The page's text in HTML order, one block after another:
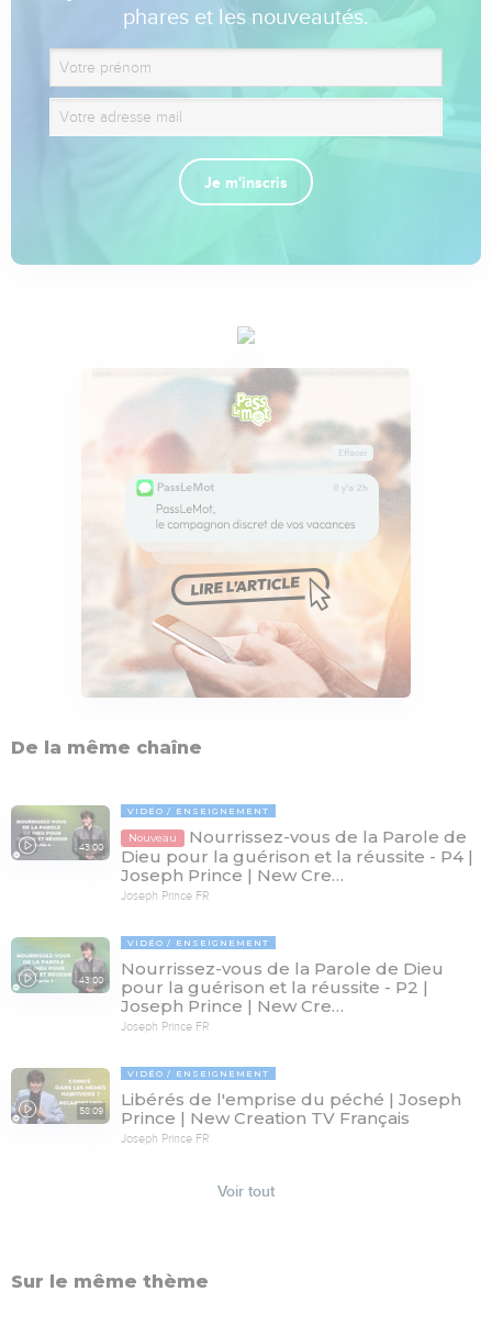
phares et les nouveautés.
Je m'inscris
De la même chaîne
43:00
VIDÉO ENSEIGNEMENT
Nouveau
Nourrissez-vous de la Parole de
Dieu pour la guérison et la réussite - P4 |
Joseph Prince | New Cre…
Joseph Prince FR
43:00
VIDÉO ENSEIGNEMENT
Nourrissez-vous de la Parole de Dieu
pour la guérison et la réussite - P2 |
Joseph Prince | New Cre…
Joseph Prince FR
58:09
VIDÉO ENSEIGNEMENT
Libérés de l'emprise du péché | Joseph
Prince | New Creation TV Français
Joseph Prince FR
Voir tout
Sur le même thème